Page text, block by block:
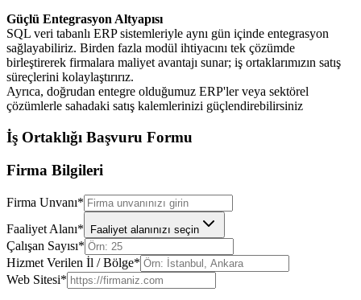
Güçlü Entegrasyon Altyapısı
SQL veri tabanlı ERP sistemleriyle aynı gün içinde entegrasyon
sağlayabiliriz. Birden fazla modül ihtiyacını tek çözümde
birleştirerek firmalara maliyet avantajı sunar; iş ortaklarımızın satış
süreçlerini kolaylaştırırız.
Ayrıca, doğrudan entegre olduğumuz ERP'ler veya sektörel
çözümlerle sahadaki satış kalemlerinizi güçlendirebilirsiniz
İş Ortaklığı Başvuru Formu
Firma Bilgileri
Firma Unvanı*
Faaliyet Alanı* Faaliyet alanınızı seçin
Çalışan Sayısı*
Hizmet Verilen İl / Bölge*
Web Sitesi*